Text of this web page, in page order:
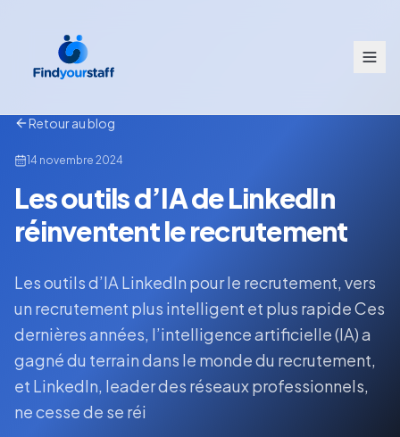
Retour au blog
14 novembre 2024
Les outils d’IA de LinkedIn
réinventent le recrutement
Les outils d’IA LinkedIn pour le recrutement, vers
un recrutement plus intelligent et plus rapide Ces
dernières années, l’intelligence artificielle (IA) a
gagné du terrain dans le monde du recrutement,
et LinkedIn, leader des réseaux professionnels,
ne cesse de se réi